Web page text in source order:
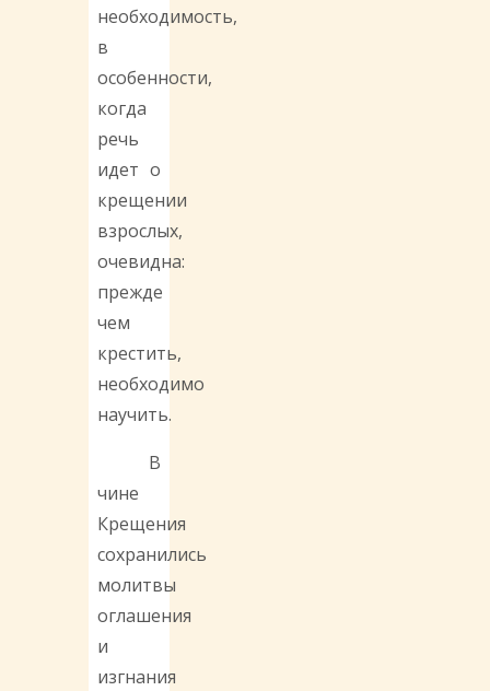
необходимость,
в
особенности,
когда
речь
идет о
крещении
взрослых,
очевидна:
прежде
чем
крестить,
необходимо
научить.
В
чине
Крещения
сохранились
молитвы
оглашения
и
изгнания